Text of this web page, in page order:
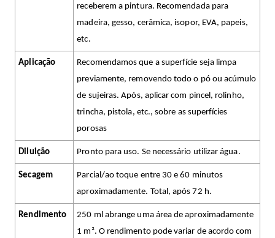
receberem a pintura. Recomendada para
madeira, gesso, cerâmica, isopor, EVA, papeis,
etc.
Aplicação
Recomendamos que a superfície seja limpa
previamente, removendo todo o pó ou acúmulo
de sujeiras. Após, aplicar com pincel, rolinho,
trincha, pistola, etc., sobre as superfícies
porosas
Diluição Pronto para uso. Se necessário utilizar água.
Secagem
Parcial/ao toque entre 30 e 60 minutos
aproximadamente. Total, após 72 h.
Rendimento
250 ml abrange uma área de aproximadamente
1 m². O rendimento pode variar de acordo com